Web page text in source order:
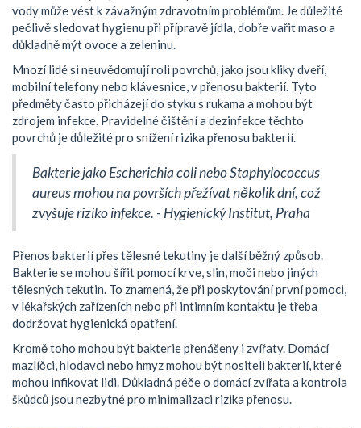
vody může vést k závažným zdravotním problémům. Je důležité
pečlivě sledovat hygienu při přípravě jídla, dobře vařit maso a
důkladně mýt ovoce a zeleninu.
Mnozí lidé si neuvědomují roli povrchů, jako jsou kliky dveří,
mobilní telefony nebo klávesnice, v přenosu bakterií. Tyto
předměty často přicházejí do styku s rukama a mohou být
zdrojem infekce. Pravidelné čištění a dezinfekce těchto
povrchů je důležité pro snížení rizika přenosu bakterií.
Bakterie jako Escherichia coli nebo Staphylococcus
aureus mohou na površích přežívat několik dní, což
zvyšuje riziko infekce. - Hygienický Institut, Praha
Přenos bakterií přes tělesné tekutiny je další běžný způsob.
Bakterie se mohou šířit pomocí krve, slin, moči nebo jiných
tělesných tekutin. To znamená, že při poskytování první pomoci,
v lékařských zařízeních nebo při intimním kontaktu je třeba
dodržovat hygienická opatření.
Kromě toho mohou být bakterie přenášeny i zvířaty. Domácí
mazlíčci, hlodavci nebo hmyz mohou být nositeli bakterií, které
mohou infikovat lidi. Důkladná péče o domácí zvířata a kontrola
škůdců jsou nezbytné pro minimalizaci rizika přenosu.